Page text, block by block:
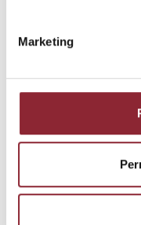
Marketing